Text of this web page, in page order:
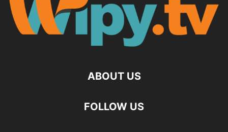
ABOUT US
FOLLOW US